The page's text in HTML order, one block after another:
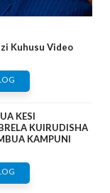
Kuhusu Video
KESI
KUIRUDISHA
KAMPUNI